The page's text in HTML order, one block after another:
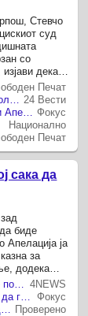
Стевчо
суд
со
дека
Печат
24 Вести
Фокус
Национално
Печат
сака да
биде
Апелација ја
за
додека
...ЈАКИМОВСКИ ПО ПРЕСУДАТА ЗА ЗАТВОР: Ова е политичка одлука за да ме спречат да се кандидирам на изборите во Карпош 4NEWS
(Видео) Јакимовски тврди дека пресудата има цел да го спречи да се кандидира за градоначалник на Карпош
Фокус
Јакимовски тврди дека пресудата е политичка за да не се кандидира за градоначалник Проверено